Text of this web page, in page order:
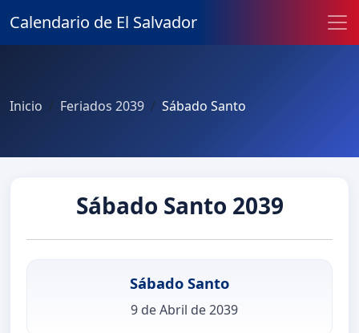
Calendario de El Salvador
Inicio Feriados 2039 Sábado Santo
Sábado Santo 2039
Sábado Santo
9 de Abril de 2039